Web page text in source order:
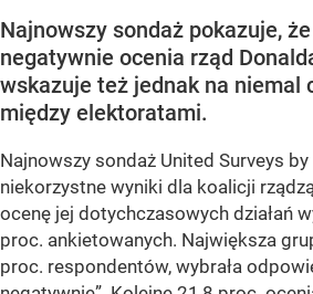
Najnowszy sondaż pokazuje,
negatywnie ocenia rząd
wskazuje też jednak na niemal
między elektoratami.
Najnowszy sondaż United Surveys
niekorzystne wyniki dla koalicji
ocenę jej dotychczasowych działań
proc. ankietowanych. Największa
proc. respondentów, wybrała